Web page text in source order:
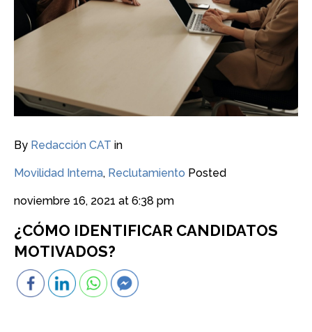
By Redacción CAT in
Movilidad Interna, Reclutamiento Posted
noviembre 16, 2021 at 6:38 pm
¿CÓMO IDENTIFICAR CANDIDATOS
MOTIVADOS?